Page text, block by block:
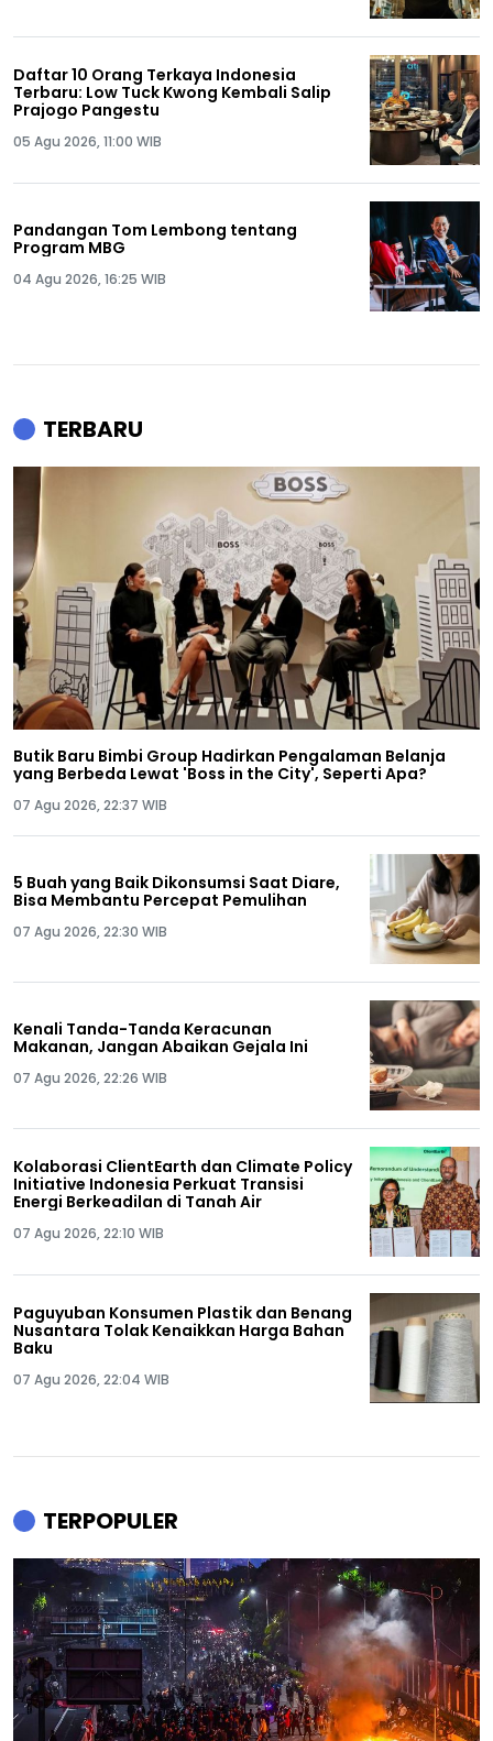
Daftar 10 Orang Terkaya Indonesia
Terbaru: Low Tuck Kwong Kembali Salip
Prajogo Pangestu
05 Agu 2026, 11:00 WIB
Pandangan Tom Lembong tentang
Program MBG
04 Agu 2026, 16:25 WIB
TERBARU
Butik Baru Bimbi Group Hadirkan Pengalaman Belanja
yang Berbeda Lewat 'Boss in the City', Seperti Apa?
07 Agu 2026, 22:37 WIB
5 Buah yang Baik Dikonsumsi Saat Diare,
Bisa Membantu Percepat Pemulihan
07 Agu 2026, 22:30 WIB
Kenali Tanda-Tanda Keracunan
Makanan, Jangan Abaikan Gejala Ini
07 Agu 2026, 22:26 WIB
Kolaborasi ClientEarth dan Climate Policy
Initiative Indonesia Perkuat Transisi
Energi Berkeadilan di Tanah Air
07 Agu 2026, 22:10 WIB
Paguyuban Konsumen Plastik dan Benang
Nusantara Tolak Kenaikkan Harga Bahan
Baku
07 Agu 2026, 22:04 WIB
TERPOPULER